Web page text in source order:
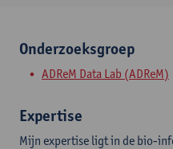
Onderzoeksgroep
ADReM Data Lab (ADReM)
Expertise
Mijn expertise ligt in de bio-